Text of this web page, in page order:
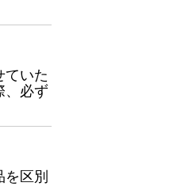
ていた
、必ず
区別